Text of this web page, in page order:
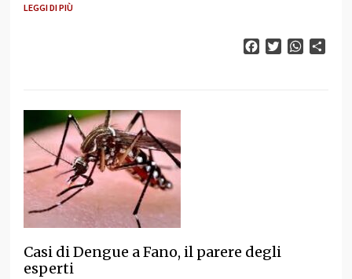
LEGGI DI PIÙ
FacebookTwitter
Casi di Dengue a Fano, il parere degli
esperti